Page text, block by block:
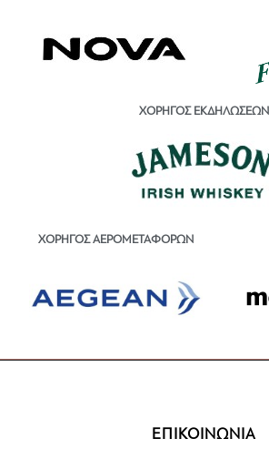
ΧΟΡΗΓΟΣ ΕΚΔΗΛΩΣΕΩΝ
ΧΟΡΗΓΟΣ ΑΕΡΟΜΕΤΑΦΟΡΩΝ
ΕΠΙΚΟΙΝΩΝΙΑ